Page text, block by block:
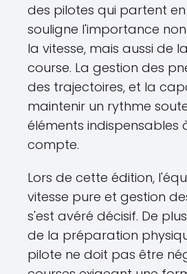
des pilotes qui partent
souligne l'importance
la vitesse, mais aussi de
course. La gestion des
des trajectoires, et la
maintenir un rythme
éléments indispensables
compte.
Lors de cette édition,
vitesse pure et gestion
s'est avéré décisif. De
de la préparation
pilote ne doit pas être